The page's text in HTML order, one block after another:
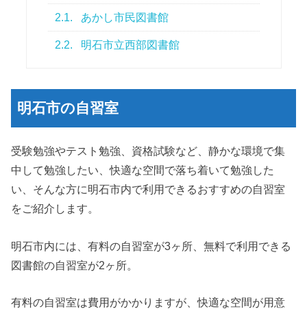
2.1. あかし市民図書館
2.2. 明石市立西部図書館
明石市の自習室
受験勉強やテスト勉強、資格試験など、静かな環境で集
中して勉強したい、快適な空間で落ち着いて勉強した
い、そんな方に明石市内で利用できるおすすめの自習室
をご紹介します。
明石市内には、有料の自習室が3ヶ所、無料で利用できる
図書館の自習室が2ヶ所。
有料の自習室は費用がかかりますが、快適な空間が用意